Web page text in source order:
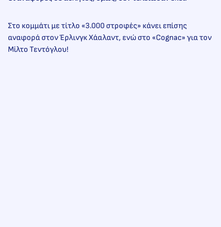
Στο κομμάτι με τίτλο «3.000 στροφές» κάνει επίσης
αναφορά στον Έρλινγκ Χάαλαντ, ενώ στο «Cognac» για τον
Μίλτο Τεντόγλου!